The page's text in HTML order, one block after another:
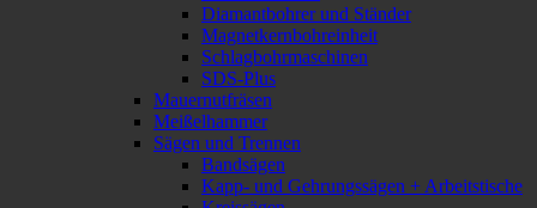
Diamantbohrer und Ständer
Magnetkernbohreinheit
Schlagbohrmaschinen
SDS-Plus
Mauernutfräsen
Meißelhammer
Sägen und Trennen
Bandsägen
Kapp- und Gehrungssägen + Arbeitstische